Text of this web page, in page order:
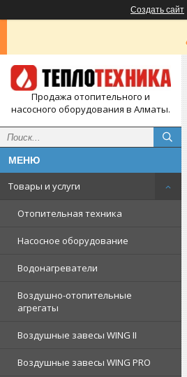
Создать сайт
Продажа отопительного и
насосного оборудования в Алматы.
Товары и услуги
Отопительная техника
Насосное оборудование
Водонагреватели
Воздушно-отопительные
агрегаты
Воздушные завесы WING II
Воздушные завесы WING PRO